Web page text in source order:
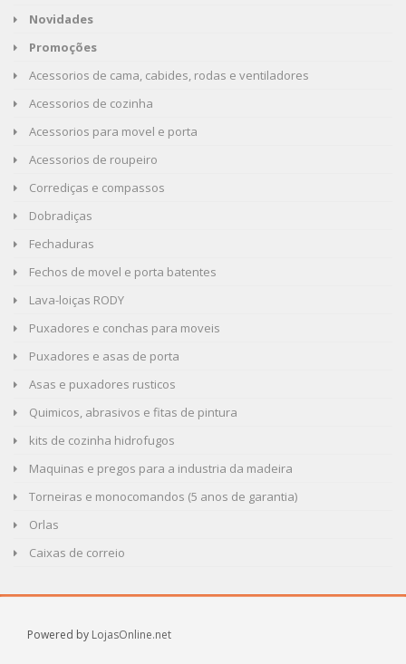
Novidades
Promoções
Acessorios de cama, cabides, rodas e ventiladores
Acessorios de cozinha
Acessorios para movel e porta
Acessorios de roupeiro
Corrediças e compassos
Dobradiças
Fechaduras
Fechos de movel e porta batentes
Lava-loiças RODY
Puxadores e conchas para moveis
Puxadores e asas de porta
Asas e puxadores rusticos
Quimicos, abrasivos e fitas de pintura
kits de cozinha hidrofugos
Maquinas e pregos para a industria da madeira
Torneiras e monocomandos (5 anos de garantia)
Orlas
Caixas de correio
Powered by LojasOnline.net